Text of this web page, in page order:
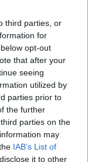
third parties, or
for
opt-out
that after your
seeing
utilized by
parties prior to
the further
parties on the
may
IAB’s List of
it to other